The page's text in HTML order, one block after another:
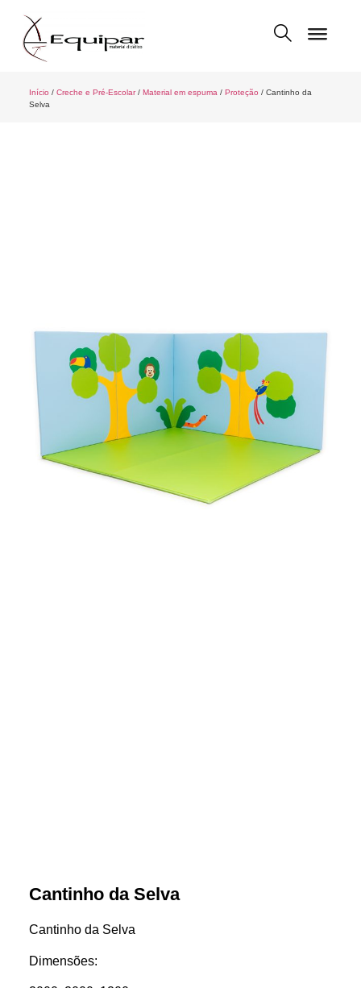
Início / Creche e Pré-Escolar/ Material em espuma / Proteção / Cantinho da
Selva
Cantinho da Selva
Cantinho da Selva
Dimensões: